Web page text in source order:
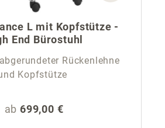
L mit Kopfstütze -
End Bürostuhl
Rückenlehne
Kopfstütze
Regulärer Preis:
ab 699,00 €